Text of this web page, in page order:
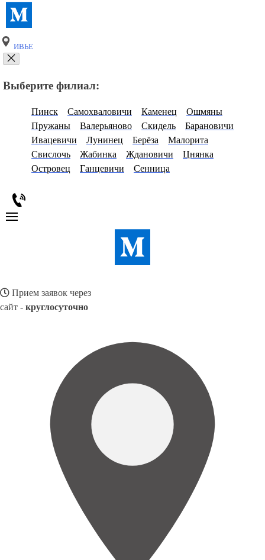
ИВЬЕ
Выберите филиал:
Пинск Самохваловичи Каменец
Ошмяны
Пружаны
Валерьяново Скидель
Барановичи
Ивацевичи
Лунинец Берёза
Малорита
Свислочь
Жабинка Ждановичи
Цнянка
Островец
Ганцевичи Сенница
Прием заявок через
сайт - круглосуточно